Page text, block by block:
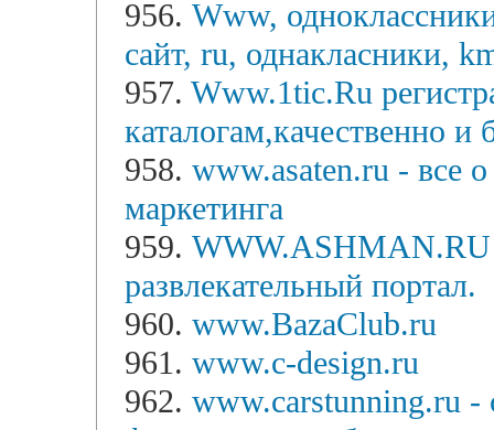
956. Www,
сайт, ru, однакласники,
957. Www.1tic.Ru
каталогам,качественно и
958. www.asaten.ru - все
маркетинга
959.
развлекательный портал.
960. www.BazaClub.ru
961. www.c-design.ru
962. www.carstunning.ru -